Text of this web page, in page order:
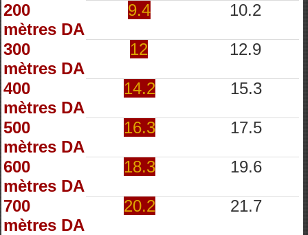
200
mètres DA
9.4 10.2
300
mètres DA
12 12.9
400
mètres DA
14.2 15.3
500
mètres DA
16.3 17.5
600
mètres DA
18.3 19.6
700
mètres DA
20.2 21.7